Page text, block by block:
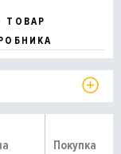
ТОВАР
Покупка